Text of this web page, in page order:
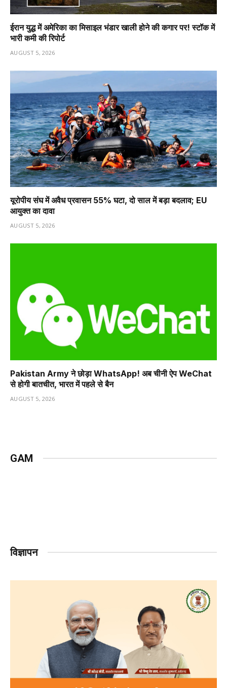
ईरान युद्ध में अमेरिका का मिसाइल भंडार खाली होने की कगार पर! स्टॉक में
भारी कमी की रिपोर्ट
AUGUST 5, 2026
यूरोपीय संघ में अवैध प्रवासन 55% घटा, दो साल में बड़ा बदलाव; EU
आयुक्त का दावा
AUGUST 5, 2026
Pakistan Army ने छोड़ा WhatsApp! अब चीनी ऐप WeChat
से होगी बातचीत, भारत में पहले से बैन
AUGUST 5, 2026
GAM
विज्ञापन